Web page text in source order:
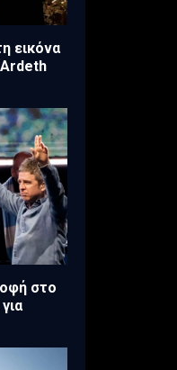
εικόνα
στο